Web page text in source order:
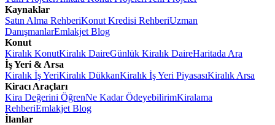
Kaynaklar
Satın Alma RehberiKonut Kredisi RehberiUzman
DanışmanlarEmlakjet Blog
Konut
Kiralık KonutKiralık DaireGünlük Kiralık DaireHaritada Ara
İş Yeri & Arsa
Kiralık İş YeriKiralık DükkanKiralık İş Yeri PiyasasıKiralık Arsa
Kiracı Araçları
Kira Değerini ÖğrenNe Kadar ÖdeyebilirimKiralama
RehberiEmlakjet Blog
İlanlar